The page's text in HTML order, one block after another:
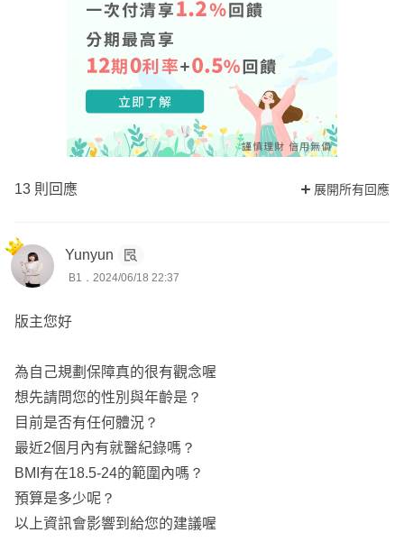
13 則回應 展開所有回應
Yunyun
B1．2024/06/18 22:37
版主您好
為自己規劃保障真的很有觀念喔
想先請問您的性別與年齡是？
目前是否有任何體況？
最近2個月內有就醫紀錄嗎？
BMI有在18.5-24的範圍內嗎？
預算是多少呢？
以上資訊會影響到給您的建議喔